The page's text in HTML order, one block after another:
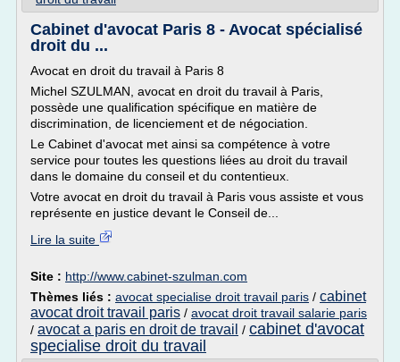
Cabinet d'avocat Paris 8 - Avocat spécialisé
droit du ...
Avocat en droit du travail à Paris 8
Michel SZULMAN, avocat en droit du travail à Paris,
possède une qualification spécifique en matière de
discrimination, de licenciement et de négociation.
Le Cabinet d'avocat met ainsi sa compétence à votre
service pour toutes les questions liées au droit du travail
dans le domaine du conseil et du contentieux.
Votre avocat en droit du travail à Paris vous assiste et vous
représente en justice devant le Conseil de...
Lire la suite
Site : http://www.cabinet-szulman.com
Thèmes liés : avocat specialise droit travail paris / cabinet
avocat droit travail paris / avocat droit travail salarie paris
/ avocat a paris en droit de travail / cabinet d'avocat
specialise droit du travail